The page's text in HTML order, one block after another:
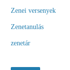
Zenei versenyek
Zenetanulás
zenetár